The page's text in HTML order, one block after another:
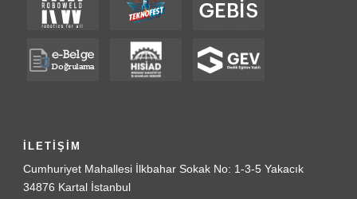
İLETİŞİM
Cumhuriyet Mahallesi İlkbahar Sokak No: 1-3-5 Yakacık
34876 Kartal İstanbul